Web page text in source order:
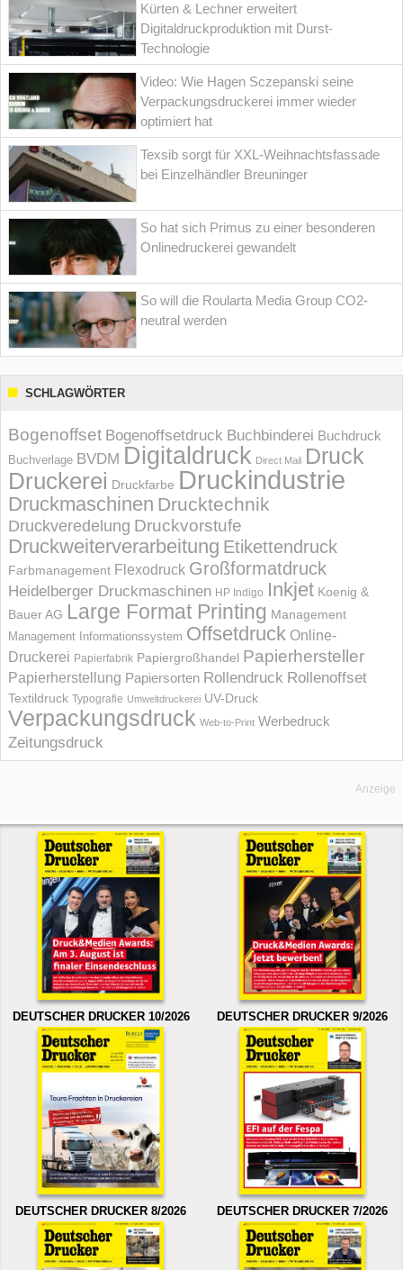
Kürten & Lechner erweitert
Digitaldruckproduktion mit Durst-
Technologie
Video: Wie Hagen Sczepanski seine
Verpackungsdruckerei immer wieder
optimiert hat
Texsib sorgt für XXL-Weihnachtsfassade
bei Einzelhändler Breuninger
So hat sich Primus zu einer besonderen
Onlinedruckerei gewandelt
So will die Roularta Media Group CO2-
neutral werden
SCHLAGWÖRTER
Bogenoffset Bogenoffsetdruck Buchbinderei Buchdruck
Buchverlage BVDM Digitaldruck Direct Mail Druck
Druckerei Druckfarbe Druckindustrie
Druckmaschinen Drucktechnik
Druckveredelung Druckvorstufe
Druckweiterverarbeitung Etikettendruck
Farbmanagement Flexodruck Großformatdruck
Heidelberger Druckmaschinen HP Indigo Inkjet Koenig &
Bauer AG Large Format Printing Management
Management Informations­system Offsetdruck Online-
Druckerei Papierfabrik Papiergroßhandel Papierhersteller
Papierherstellung Papiersorten Rollendruck Rollenoffset
Textildruck Typografie Umweltdruckerei UV-Druck
Verpackungsdruck Web-to-Print Werbedruck
Zeitungsdruck
Anzeige
DEUTSCHER DRUCKER 10/2026 DEUTSCHER DRUCKER 9/2026
DEUTSCHER DRUCKER 8/2026 DEUTSCHER DRUCKER 7/2026